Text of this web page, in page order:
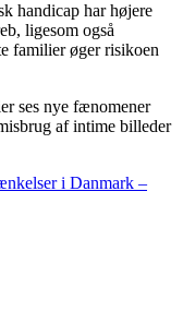
handicap har højere
ligesom også
familier øger risikoen
ses nye fænomener
af intime billeder
i Danmark –